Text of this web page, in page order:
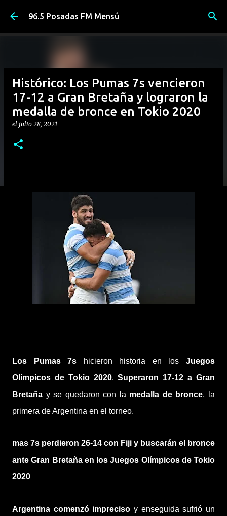
Ir al contenido principal
96.5 Posadas FM Mensú
Histórico: Los Pumas 7s vencieron
17-12 a Gran Bretaña y lograron la
medalla de bronce en Tokio 2020
el julio 28, 2021
Los Pumas 7s hicieron historia en losJuegos
Olímpicos de Tokio 2020. Superaron 17-12 a Gran
Bretaña y se quedaron con la medalla de bronce, la
primera de Argentina en el torneo.
mas 7s perdieron 26-14 con Fiji y buscarán el bronce
ante Gran Bretaña en los Juegos Olímpicos de Tokio
2020
Argentina comenzó impreciso y enseguida sufrió un